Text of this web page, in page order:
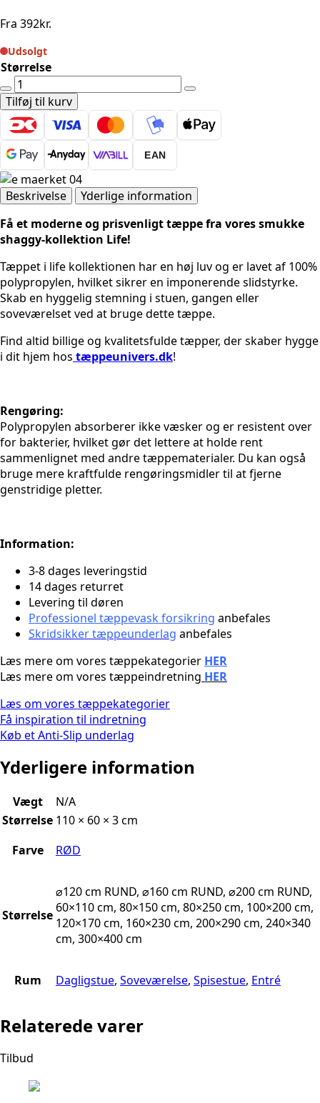
Fra 392kr.
Udsolgt
Størrelse
SHAGGYTÆPPE
-
LIFE
1503
RØD
antal
Tilføj til kurv
EAN
Beskrivelse
Yderlige information
Få et moderne og prisvenligt tæppe fra vores smukke
shaggy-kollektion Life!
Tæppet i life kollektionen har en høj luv og er lavet af 100%
polypropylen, hvilket sikrer en imponerende slidstyrke.
Skab en hyggelig stemning i stuen, gangen eller
soveværelset ved at bruge dette tæppe.
Find altid billige og kvalitetsfulde tæpper, der skaber hygge
i dit hjem hos tæppeunivers.dk!
Rengøring:
Polypropylen absorberer ikke væsker og er resistent over
for bakterier, hvilket gør det lettere at holde rent
sammenlignet med andre tæppematerialer. Du kan også
bruge mere kraftfulde rengøringsmidler til at fjerne
genstridige pletter.
Information:
3-8 dages leveringstid
14 dages returret
Levering til døren
Professionel tæppevask forsikring anbefales
Skridsikker tæppeunderlag anbefales
Læs mere om vores tæppekategorier HER
Læs mere om vores tæppeindretning HER
Læs om vores tæppekategorier
Få inspiration til indretning
Køb et Anti-Slip underlag
Yderligere information
Vægt
N/A
Størrelse 110 × 60 × 3 cm
Farve
RØD
Størrelse
⌀120 cm RUND, ⌀160 cm RUND, ⌀200 cm RUND,
60×110 cm, 80×150 cm, 80×250 cm, 100×200 cm,
120×170 cm, 160×230 cm, 200×290 cm, 240×340
cm, 300×400 cm
Rum Dagligstue, Soveværelse, Spisestue, Entré
Relaterede varer
Tilbud